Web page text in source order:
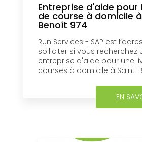
Entreprise d'aide pour
de course à domicile
Benoît 974
Run Services - SAP est
solliciter si vous recherchez
entreprise d'aide pour une
courses à domicile à Saint-
EN